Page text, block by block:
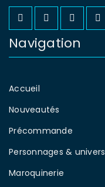
Navigation
Accueil
Nouveautés
Précommande
Personnages & univers
Maroquinerie